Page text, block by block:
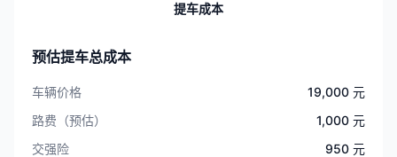
提车成本
预估提车总成本
车辆价格
19,000 元
路费（预估）
1,000 元
交强险
950 元